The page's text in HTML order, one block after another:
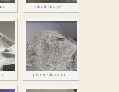
struktura je ...
c... planinski dom...